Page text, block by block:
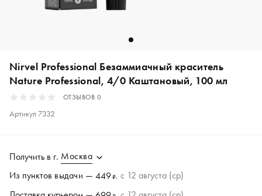
Nirvel Professional Безаммиачный краситель
Nature Professional, 4/0 Каштановый, 100 мл
ОТЗЫВОВ 0
Артикул 7332
Получить в г. Москва
Из пунктов выдачи — 449₽, c 12 августа (ср)